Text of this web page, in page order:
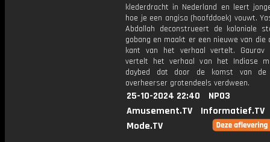
klederdracht in Nederland en leert
hoe je een angisa (hoofddoek) vouwt.
Abdallah deconstrueert de koloniale
gobang en maakt er een nieuwe van die
kant van het verhaal vertelt. Gaurav
vertelt het verhaal van het Indiase
daybed dat door de komst van de
overheerser grotendeels verdween.
25-10-2024 22:40
NPO3
Amusement.TV
Informatief.TV
Mode.TV